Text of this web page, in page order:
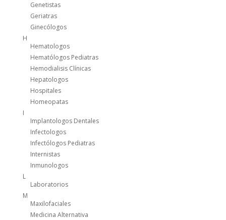
Genetistas
Geriatras
Ginecólogos
H
Hematologos
Hematólogos Pediatras
Hemodialisis Clínicas
Hepatologos
Hospitales
Homeopatas
I
Implantologos Dentales
Infectologos
Infectólogos Pediatras
Internistas
Inmunologos
L
Laboratorios
M
Maxilofaciales
Medicina Alternativa